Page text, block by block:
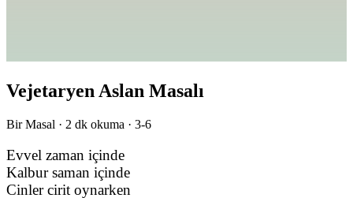
Vejetaryen Aslan Masalı
Bir Masal · 2 dk okuma · 3-6
Evvel zaman içinde
Kalbur saman içinde
Cinler cirit oynarken